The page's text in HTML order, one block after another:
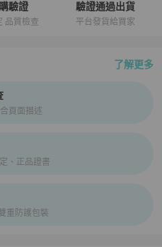
驗證
品質檢查
驗證通過出貨
平台發貨給買家
了解更多
購檢驗流程介紹
頁面描述
、正品證書
重防護包裝